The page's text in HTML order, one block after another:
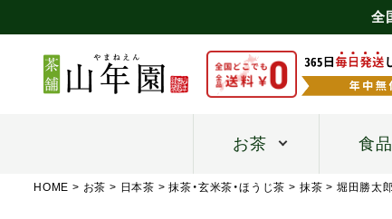
全
お茶 食品
HOME お茶 日本茶 抹茶・玄米茶・ほうじ茶 抹茶 堀田勝太